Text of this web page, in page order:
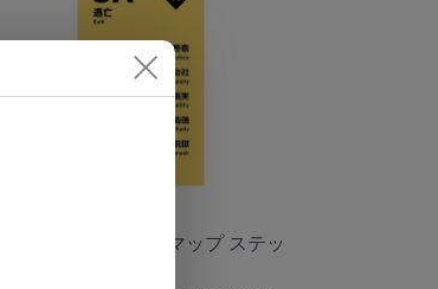
予約1/5〆黄色い8番マップ ステッ